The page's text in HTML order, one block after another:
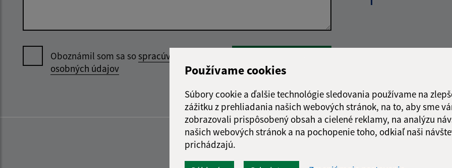
Používame cookies
Súbory cookie a ďalšie technológie sledovania používame na
zážitku z prehliadania našich webových stránok, na to, aby sme
zobrazovali prispôsobený obsah a cielené reklamy, na analýzu
našich webových stránok a na pochopenie toho, odkiaľ naši
prichádzajú.
Oboznámil som sa sospracúvaním
osobných údajov